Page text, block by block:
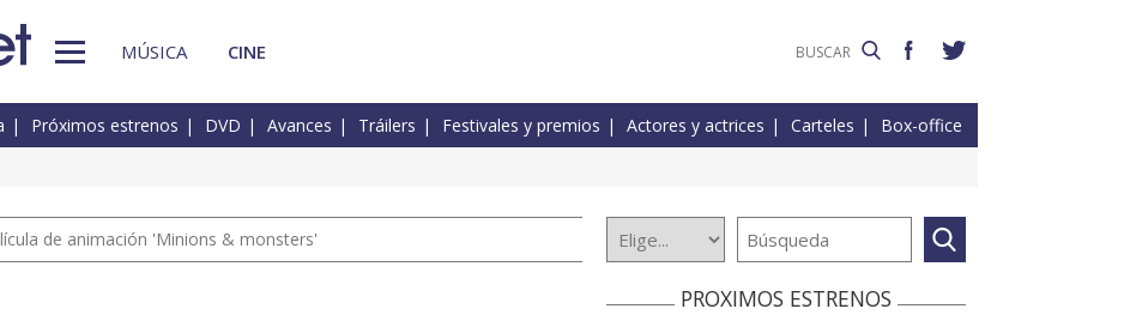
MÚSICA CINE
Próximos estrenos DVD Avances Tráilers Festivales y premios Actores y actrices Carteles Box-office
de animación 'Minions & monsters'
PROXIMOS ESTRENOS